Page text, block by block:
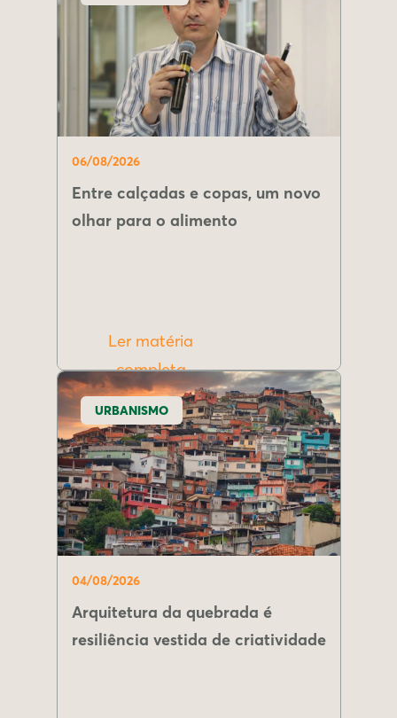
06/08/2026
Entre calçadas e copas, um novo
olhar para o alimento
Ler matéria
completa
URBANISMO
04/08/2026
Arquitetura da quebrada é
resiliência vestida de criatividade